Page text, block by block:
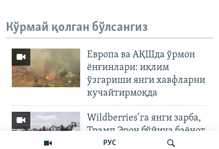
РУС
Кўрмай қолган бўлсангиз
Европа ва АҚШда ўрмон
ёнғинлари: иқлим
ўзгариши янги хавфларни
кучайтирмоқда
Wildberries’га янги зарба,
Трамп Эрон бўйича баёнот
қилди